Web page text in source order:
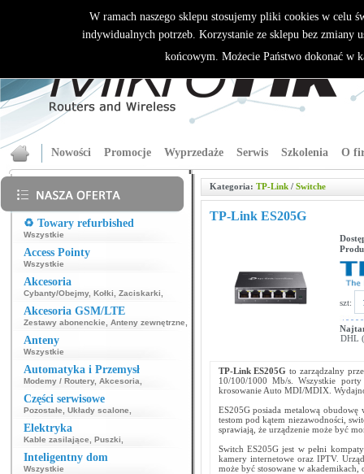
Nowości Promocje Wyprzedaże Serwis Szkolenia O
♻️ Towary refurbished
Wszystkie
Access Pointy
Wszystkie
Akcesoria
Cybanty/Obejmy, Kołki Zaciskarki
Akcesoria GSM/LTE
Zestawy abonenckie Anteny zewnętrzne
Anteny
Wszystkie
Automatyka i Przemysł
Modemy / Routery, Akcesoria
Części serwisowe
Pozostałe Układy scalone
Elektryka
Kable zasilające Puszki
Inteligentny dom
Wszystkie
Kategoria: TP-Link/ Switche
TP-Link ES205G
szt:
DHL
TP-Link ES205G to zarządzalny
10/100/1000 Mb/s. Wszystkie porty
krosowanie Auto MDI/MDIX.
ES205G posiada metalową
testom pod kątem niezawodności,
sprawiają, że urządzenie może być
Switch ES205G jest w pełni
kamery internetowe oraz IPTV.
może być stosowane w
W ramach naszego sklepu stosujemy pliki cookies w celu
indywidualnych potrzeb. Korzystanie ze sklepu bez zmiany
końcowym. Możecie Państwo dokonać w